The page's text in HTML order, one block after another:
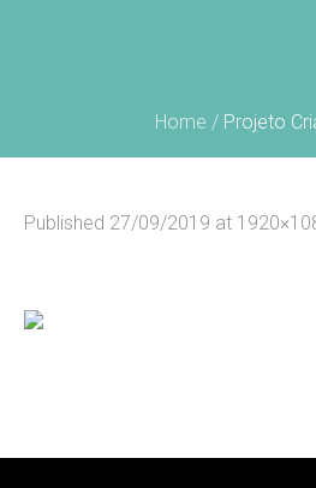
Home / Projeto
Published 27/09/2019 at